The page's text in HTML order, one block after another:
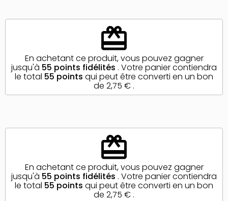
redeem
En achetant ce produit, vous pouvez gagner
jusqu'à 55 points fidélités . Votre panier contiendra
le total 55 points qui peut être converti en un bon
de 2,75 € .
redeem
En achetant ce produit, vous pouvez gagner
jusqu'à 55 points fidélités . Votre panier contiendra
le total 55 points qui peut être converti en un bon
de 2,75 € .